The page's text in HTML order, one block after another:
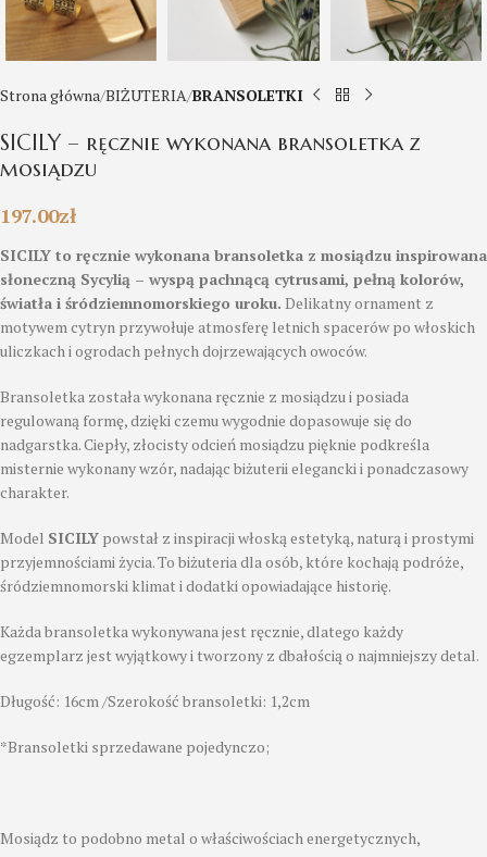
Strona główna BIŻUTERIA BRANSOLETKI
SICILY – ręcznie wykonana bransoletka z
mosiądzu
197.00zł
SICILY to ręcznie wykonana bransoletka z mosiądzu inspirowana
słoneczną Sycylią – wyspą pachnącą cytrusami, pełną kolorów,
światła i śródziemnomorskiego uroku. Delikatny ornament z
motywem cytryn przywołuje atmosferę letnich spacerów po włoskich
uliczkach i ogrodach pełnych dojrzewających owoców.
Bransoletka została wykonana ręcznie z mosiądzu i posiada
regulowaną formę, dzięki czemu wygodnie dopasowuje się do
nadgarstka. Ciepły, złocisty odcień mosiądzu pięknie podkreśla
misternie wykonany wzór, nadając biżuterii elegancki i ponadczasowy
charakter.
Model SICILY powstał z inspiracji włoską estetyką, naturą i prostymi
przyjemnościami życia. To biżuteria dla osób, które kochają podróże,
śródziemnomorski klimat i dodatki opowiadające historię.
Każda bransoletka wykonywana jest ręcznie, dlatego każdy
egzemplarz jest wyjątkowy i tworzony z dbałością o najmniejszy detal.
Długość: 16cm /Szerokość bransoletki: 1,2cm
*Bransoletki sprzedawane pojedynczo;
Mosiądz to podobno metal o właściwościach energetycznych,